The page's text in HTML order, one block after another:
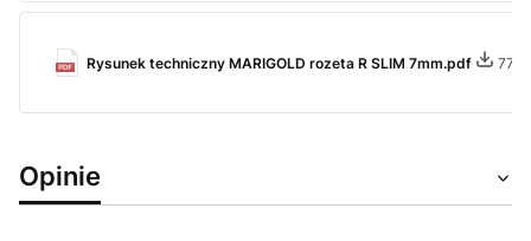
Rysunek techniczny MARIGOLD rozeta R SLIM 7mm.pdf
Opinie